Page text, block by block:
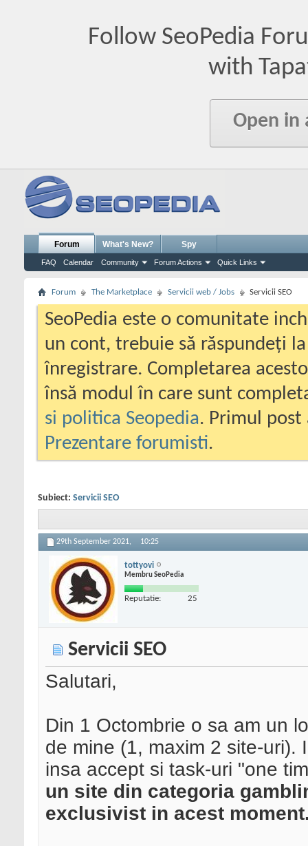
Follow SeoPedia
with
Open in
Forum
FAQ Calendar Community Forum Actions Quick Links
What's New? Spy
Forum The Marketplace Servicii web / Jobs Servicii SEO
SeoPedia este o comunitate
un cont, trebuie să răspundeți
înregistrare. Completarea
însă modul în care sunt
si politica Seopedia. Primul
Prezentare forumisti.
Subiect: Servicii SEO
29th September 2021, 10:25
tottyovi
Membru SeoPedia
Reputatie: 25
Servicii SEO
Salutari,
Din 1 Octombrie o sa am un
de mine (1, maxim 2 site-uri).
insa accept si task-uri "one
un site din categoria
exclusivist in acest